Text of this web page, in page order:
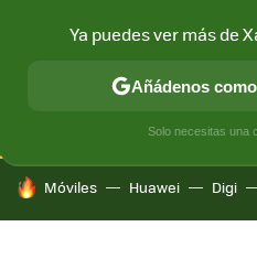
CONECTIVIDAD MÓVIL Y
HOY SE HABLA DE
Móviles Huawei Digi
Ya puedes ver más de
Añádenos
Solo necesitas una